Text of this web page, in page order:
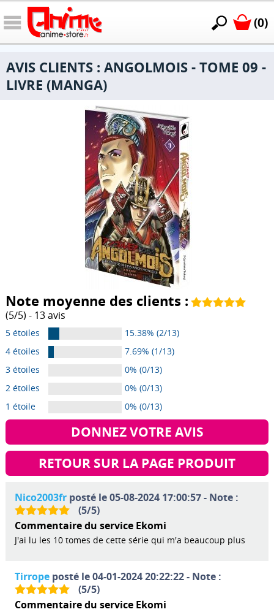
(0)
AVIS CLIENTS : ANGOLMOIS - TOME 09 -
LIVRE (MANGA)
Note moyenne des clients :
(5/5) - 13avis
5 étoiles
15.38% (2/13)
4 étoiles
7.69% (1/13)
3 étoiles
0% (0/13)
2 étoiles
0% (0/13)
1 étoile
0% (0/13)
DONNEZ VOTRE AVIS
RETOUR SUR LA PAGE PRODUIT
Nico2003frposté le 05-08-2024 17:00:57 - Note :
(5/5)
Commentaire du service Ekomi
J'ai lu les 10 tomes de cette série qui m'a beaucoup plus
Tirropeposté le 04-01-2024 20:22:22 - Note :
(5/5)
Commentaire du service Ekomi